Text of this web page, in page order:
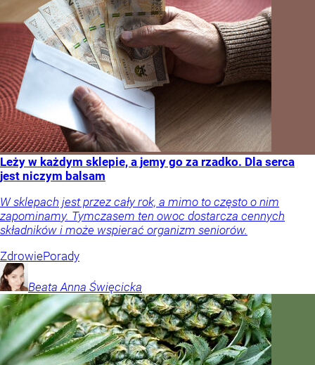
Leży w każdym sklepie, a jemy go za rzadko. Dla serca
jest niczym balsam
W sklepach jest przez cały rok, a mimo to często o nim
zapominamy. Tymczasem ten owoc dostarcza cennych
składników i może wspierać organizm seniorów.
ZdrowiePorady
Beata Anna Święcicka